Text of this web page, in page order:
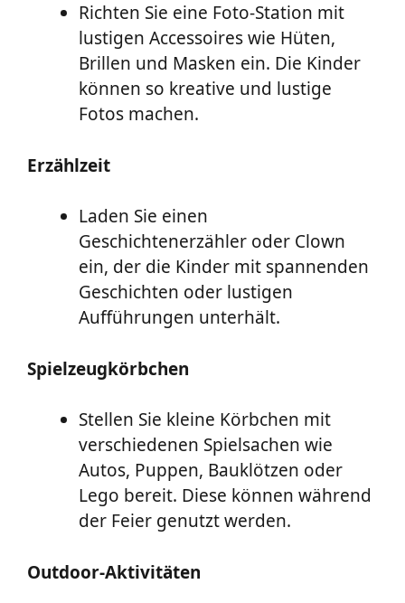
Richten Sie eine Foto-Station mit
lustigen Accessoires wie Hüten,
Brillen und Masken ein. Die Kinder
können so kreative und lustige
Fotos machen.
Erzählzeit
Laden Sie einen
Geschichtenerzähler oder Clown
ein, der die Kinder mit spannenden
Geschichten oder lustigen
Aufführungen unterhält.
Spielzeugkörbchen
Stellen Sie kleine Körbchen mit
verschiedenen Spielsachen wie
Autos, Puppen, Bauklötzen oder
Lego bereit. Diese können während
der Feier genutzt werden.
Outdoor-Aktivitäten